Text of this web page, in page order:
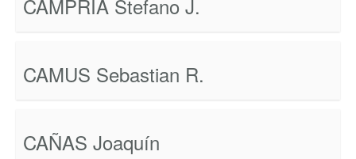
CAMPRIA Stefano J.
CAMUS Sebastian R.
CAÑAS Joaquín